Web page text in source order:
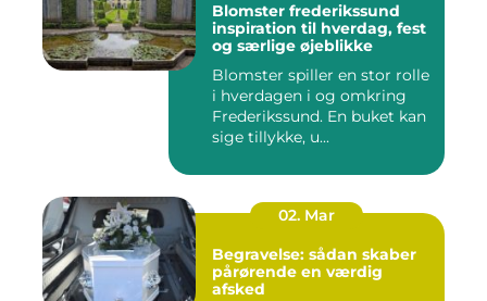
Blomster frederikssund
inspiration til hverdag, fest
og særlige øjeblikke
Blomster spiller en stor rolle
i hverdagen i og omkring
Frederikssund. En buket kan
sige tillykke, u...
02. Mar
Begravelse: sådan skaber
pårørende en værdig
afsked